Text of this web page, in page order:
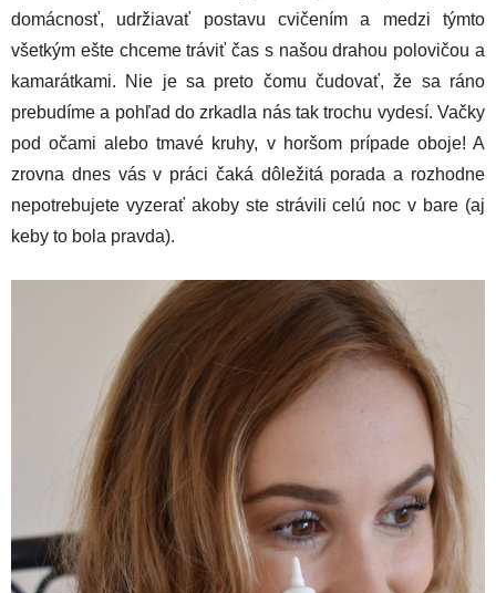
domácnosť, udržiavať postavu cvičením a medzi týmto
všetkým ešte chceme tráviť čas s našou drahou polovičou a
kamarátkami. Nie je sa preto čomu čudovať, že sa ráno
prebudíme a pohľad do zrkadla nás tak trochu vydesí. Vačky
pod očami alebo tmavé kruhy, v horšom prípade oboje! A
zrovna dnes vás v práci čaká dôležitá porada a rozhodne
nepotrebujete vyzerať akoby ste strávili celú noc v bare (aj
keby to bola pravda).